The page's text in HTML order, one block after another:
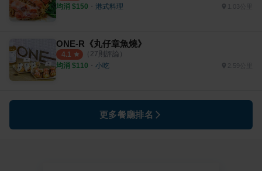
均消 $150 ・ 港式料理
ONE-R《丸仔章魚燒》
4.1 （ 27則評論）
均消 $110 ・ 小吃 2.59公里
更多餐廳排名